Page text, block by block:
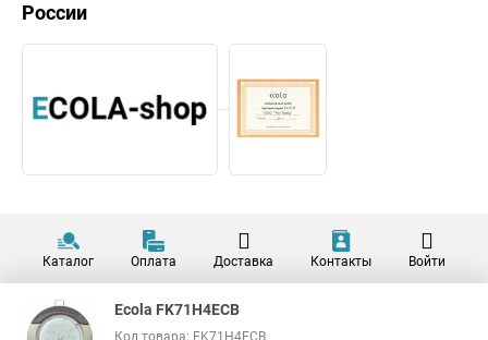
России
Каталог Оплата Доставка Контакты Войти
Ecola FK71H4ECB
Код товара: FK71H4ECB